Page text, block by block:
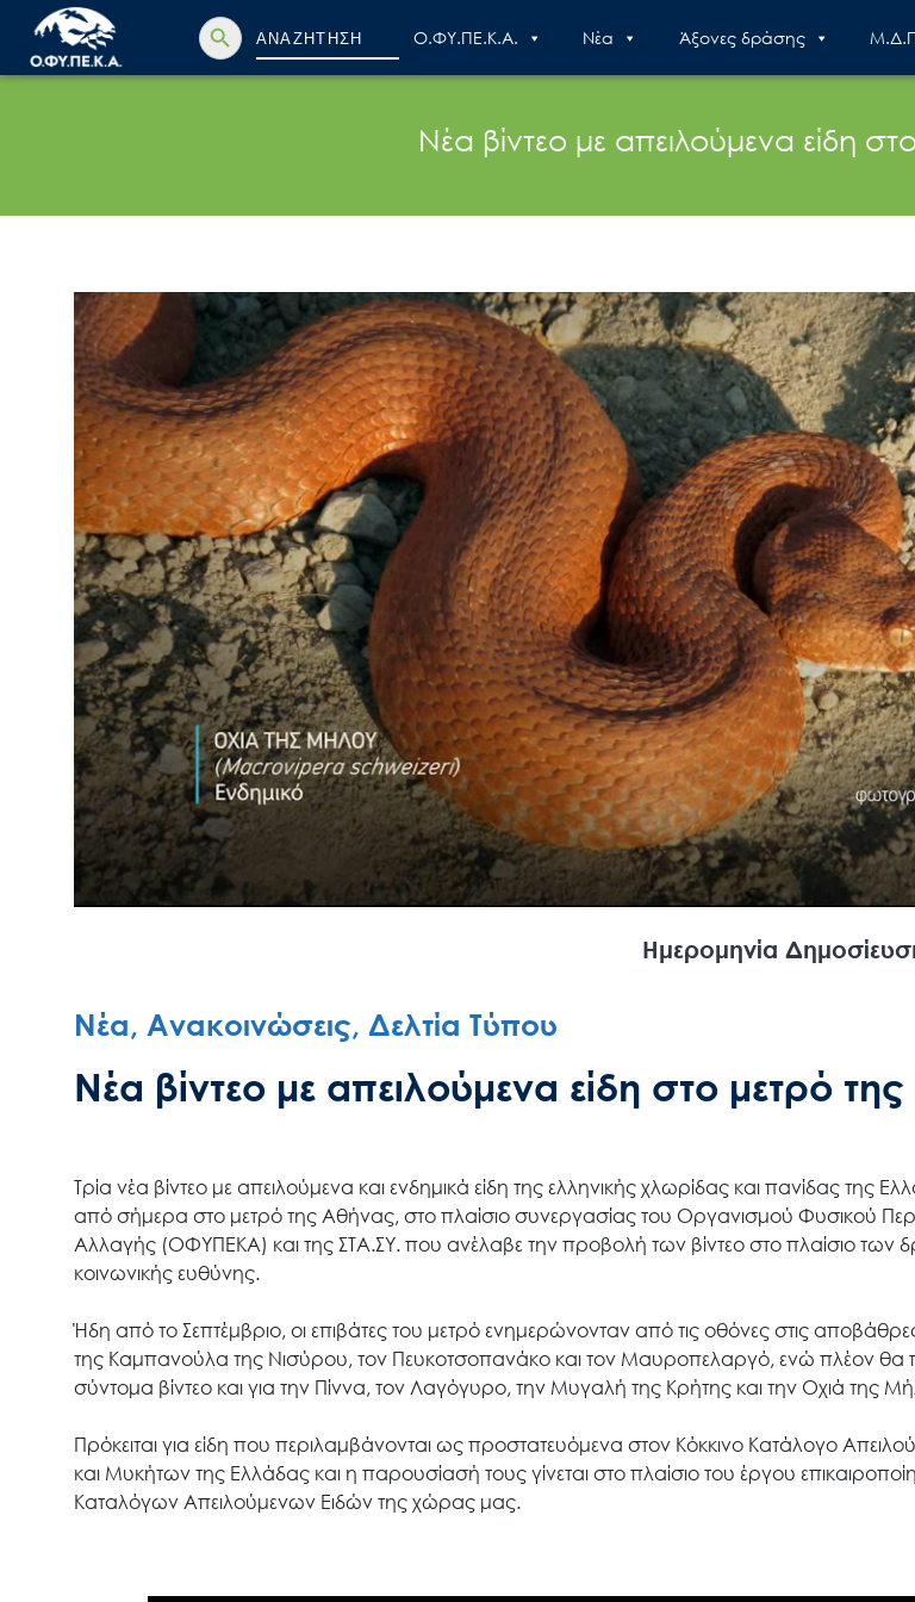
Search
for:
Search Button
Ο.ΦΥ.ΠΕ.Κ.Α. Nέα Άξονες δράσης
for:
Νέα –
Άξονες
Νέα βίντεο με απειλούμενα είδη
Ημερομηνία
Νέα, Ανακοινώσεις, Δελτία Τύπου
Νέα βίντεο με απειλούμενα είδη στο μετρό
Τρία νέα βίντεο με απειλούμενα και ενδημικά είδη της ελληνικής χλωρίδας και πανίδας της
από σήμερα στο μετρό της Αθήνας, στο πλαίσιο συνεργασίας του Οργανισμού Φυσικού
Αλλαγής (ΟΦΥΠΕΚΑ) και της ΣΤΑ.ΣΥ. που ανέλαβε την προβολή των βίντεο στο πλαίσιο των
κοινωνικής ευθύνης.
Ήδη από το Σεπτέμβριο, οι επιβάτες του μετρό ενημερώνονταν από τις οθόνες στις
της Καμπανούλα της Νισύρου, τον Πευκοτσοπανάκο και τον Μαυροπελαργό, ενώ πλέον θα
σύντομα βίντεο και για την Πίννα, τον Λαγόγυρο, την Μυγαλή της Κρήτης και την Οχιά της
Πρόκειται για είδη που περιλαμβάνονται ως προστατευόμενα στον Κόκκινο Κατάλογο
και Μυκήτων της Ελλάδας και η παρουσίασή τους γίνεται στο πλαίσιο του έργου
Καταλόγων Απειλούμενων Ειδών της χώρας μας.